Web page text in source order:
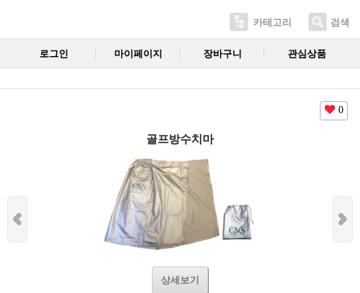
카테고리 검색
로그인 마이페이지 장바구니 관심상품
0
골프방수치마
상세보기